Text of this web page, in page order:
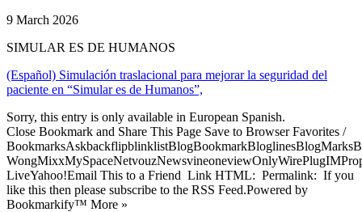
9 March 2026
SIMULAR ES DE HUMANOS
(Español) Simulación traslacional para mejorar la seguridad del
paciente en “Simular es de Humanos”,
Sorry, this entry is only available in European Spanish.
Close Bookmark and Share This Page Save to Browser Favorites /
LiveYahoo!Email This to a Friend Link HTML: Permalink: If you
like this then please subscribe to the RSS Feed.Powered by
Bookmarkify™ More »